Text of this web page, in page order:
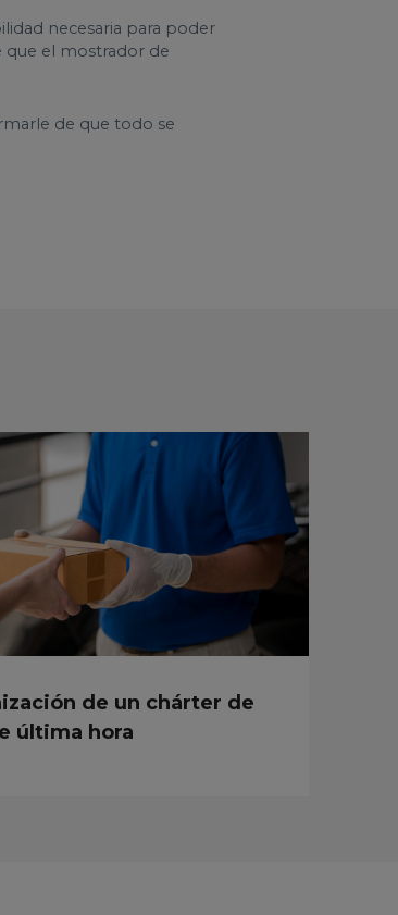
necesaria para poder
que el mostrador de
de que todo se
de un chárter de
última hora